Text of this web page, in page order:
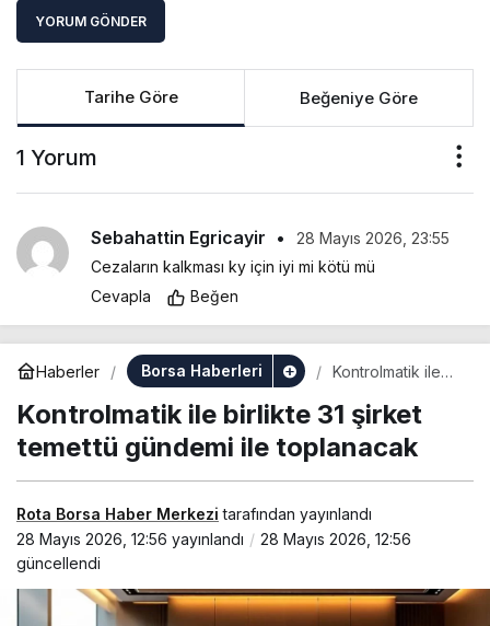
YORUM GÖNDER
Tarihe Göre Beğeniye Göre
1 Yorum
Sebahattin Egricayir •
28 Mayıs 2026, 23:55
Cezaların kalkması ky için iyi mi kötü mü
Cevapla
Beğen
Haberler Borsa Haberleri
Kontrolmatik ile
temettü gündemi
ile toplanacak
Kontrolmatik ile birlikte 31 şirket
temettü gündemi ile toplanacak
Rota Borsa Haber Merkezi tarafından yayınlandı
28 Mayıs 2026, 12:56 yayınlandı
28 Mayıs 2026, 12:56
güncellendi